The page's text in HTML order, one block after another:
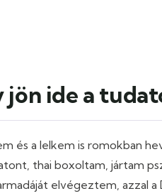
jön ide a
és a lelkem is romokban
thai boxoltam, jártam
elvégeztem, azzal